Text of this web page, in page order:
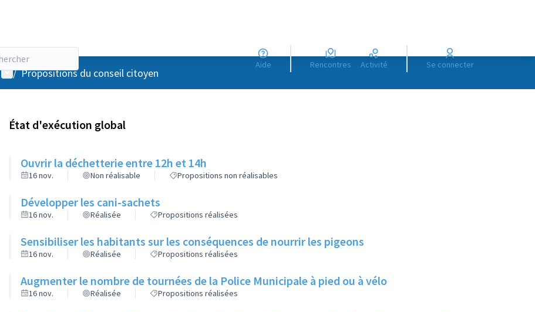
Aide Rencontres Activité Se connecter
Menu utilisateur
/ Propositions du conseil citoyen
État d'exécution global
Ouvrir la déchetterie entre 12h et 14h
16 nov. Non réalisable Propositions non réalisables
Développer les cani-sachets
16 nov. Réalisée Propositions réalisées
Sensibiliser les habitants sur les conséquences de nourrir les pigeons
16 nov. Réalisée Propositions réalisées
Augmenter le nombre de tournées de la Police Municipale à pied ou à vélo
16 nov. Réalisée Propositions réalisées